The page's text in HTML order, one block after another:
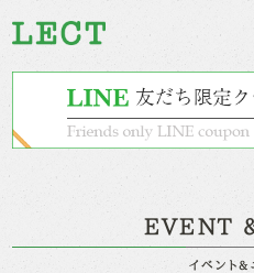
EVENT
イベント&